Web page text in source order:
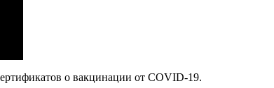
о вакцинации от COVID-19.